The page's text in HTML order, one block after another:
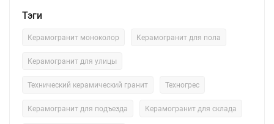
Тэги
Керамогранит моноколор Керамогранит для пола
Керамогранит для улицы
Технический керамический гранит Техногрес
Керамогранит для подъезда Керамогранит для склада